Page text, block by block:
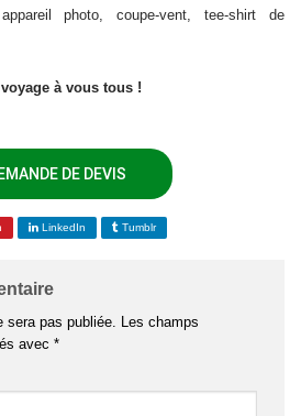
photo, coupe-vent, tee-shirt de
à vous tous !
DE DEVIS
LinkedIn Tumblr
sera pas publiée. Les champs
avec *